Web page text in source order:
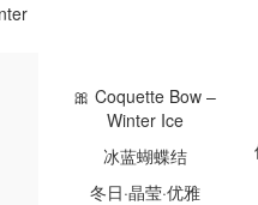
🎀 Coquette Bow –
Winter Ice
冰蓝蝴蝶结
冬日·晶莹·优雅